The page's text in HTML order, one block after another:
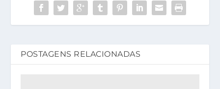
POSTAGENS RELACIONADAS